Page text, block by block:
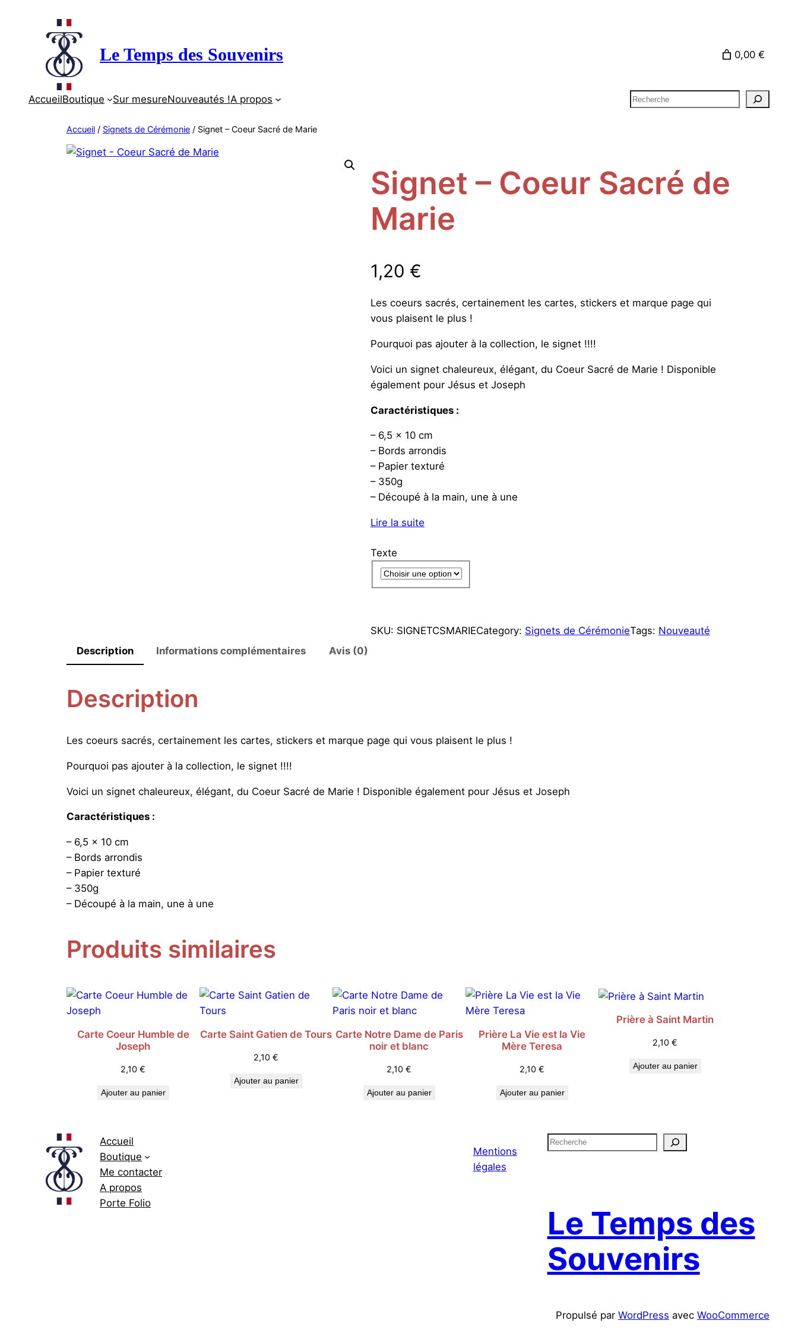
Le Temps des Souvenirs 0,00 €
AccueilBoutique Sur mesureNouveautés !A propos Rechercher
Accueil / Signets de Cérémonie / Signet – Coeur Sacré de Marie
Signet – Coeur Sacré de
Marie
1,20 €
Les coeurs sacrés, certainement les cartes, stickers et marque page qui
vous plaisent le plus !
Pourquoi pas ajouter à la collection, le signet !!!!
Voici un signet chaleureux, élégant, du Coeur Sacré de Marie ! Disponible
également pour Jésus et Joseph
Caractéristiques :
– 6,5 x 10 cm
– Bords arrondis
– Papier texturé
– 350g
– Découpé à la main, une à une
Lire la suite
Texte
SKU: SIGNETCSMARIECategory: Signets de CérémonieTags: Nouveauté
Description
Informations complémentaires Avis (0)
Description
Les coeurs sacrés, certainement les cartes, stickers et marque page qui vous plaisent le plus !
Pourquoi pas ajouter à la collection, le signet !!!!
Voici un signet chaleureux, élégant, du Coeur Sacré de Marie ! Disponible également pour Jésus et Joseph
Caractéristiques :
– 6,5 x 10 cm
– Bords arrondis
– Papier texturé
– 350g
– Découpé à la main, une à une
Produits similaires
Carte Coeur Humble de
Joseph
2,10 €
Ajouter au panier
Carte Saint Gatien de Tours
2,10 €
Ajouter au panier
Carte Notre Dame de Paris
noir et blanc
2,10 €
Ajouter au panier
Prière La Vie est la Vie
Mère Teresa
2,10 €
Ajouter au panier
Prière à Saint Martin
2,10 €
Ajouter au panier
Accueil
Boutique
Me contacter
A propos
Porte Folio
Mentions
légales
R
c
h
e
Le Temps des
Souvenirs
Propulsé par WordPress avec WooCommerce